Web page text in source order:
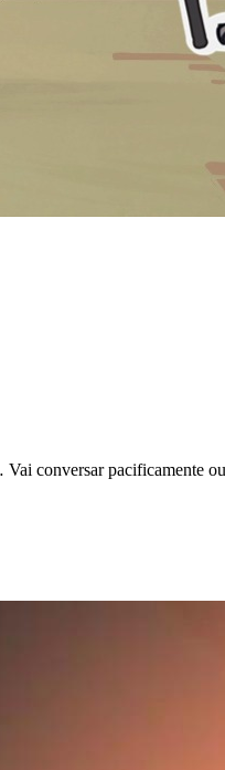
conversar pacificamente ou